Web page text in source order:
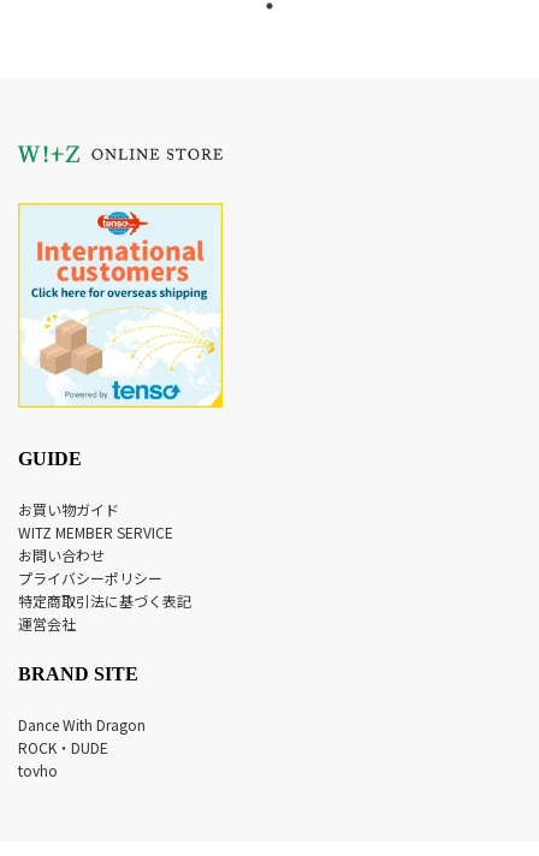
GUIDE
お買い物ガイド
WITZ MEMBER SERVICE
お問い合わせ
プライバシーポリシー
特定商取引法に基づく表記
運営会社
BRAND SITE
Dance With Dragon
ROCK・DUDE
tovho